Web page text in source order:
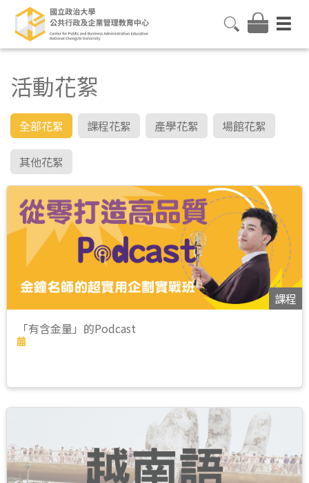
活動花絮
全部花絮 課程花絮 產學花絮 場館花絮
其他花絮
課程
「有含金量」的Podcast